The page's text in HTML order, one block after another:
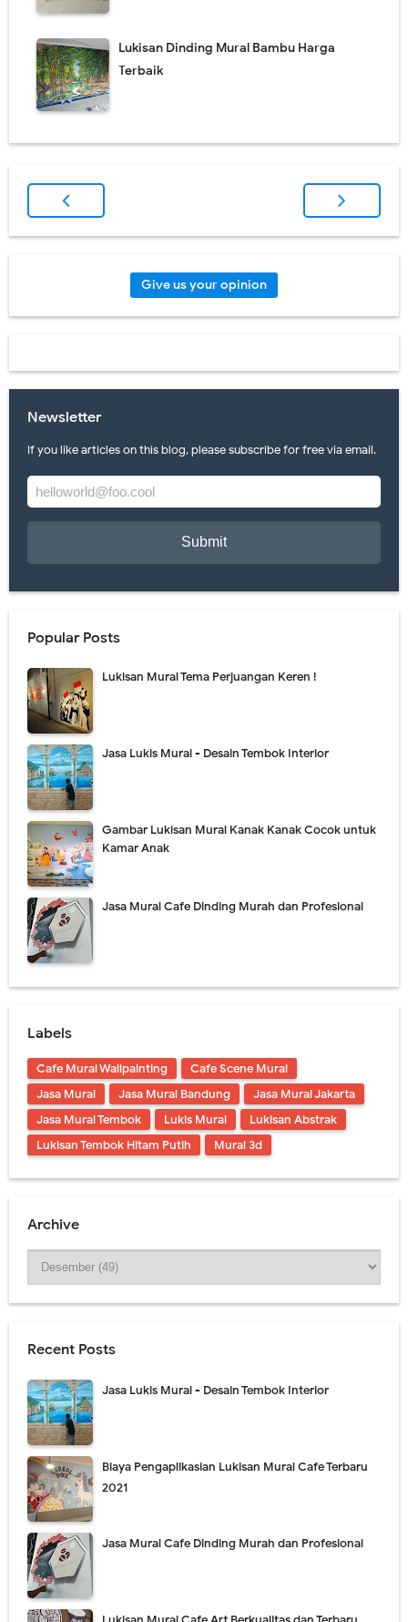
Lukisan Dinding Mural Bambu Harga
Terbaik
Give us your opinion
Newsletter
If you like articles on this blog, please subscribe for free via email.
Popular Posts
Lukisan Mural Tema Perjuangan Keren !
Jasa Lukis Mural - Desain Tembok Interior
Gambar Lukisan Mural Kanak Kanak Cocok untuk
Kamar Anak
Jasa Mural Cafe Dinding Murah dan Profesional
Labels
Cafe Mural Wallpainting
Cafe Scene Mural
Jasa Mural
Jasa Mural Bandung
Jasa Mural Jakarta
Jasa Mural Tembok
Lukis Mural
Lukisan Abstrak
Lukisan Tembok Hitam Putih
Mural 3d
Archive
Recent Posts
Jasa Lukis Mural - Desain Tembok Interior
Biaya Pengaplikasian Lukisan Mural Cafe Terbaru
2021
Jasa Mural Cafe Dinding Murah dan Profesional